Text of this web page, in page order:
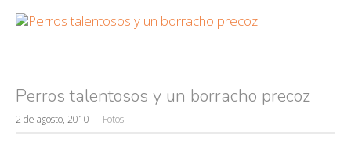
Perros talentosos y un borracho precoz
2 de agosto, 2010 Fotos